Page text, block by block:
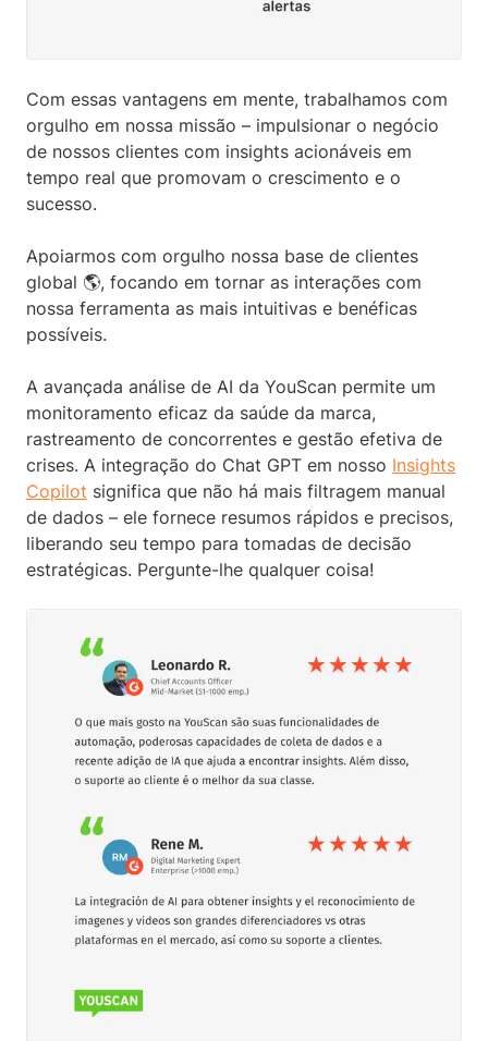
Com essas vantagens em mente, trabalhamos com
orgulho em nossa missão – impulsionar o negócio
de nossos clientes com insights acionáveis em
tempo real que promovam o crescimento e o
sucesso.
Apoiarmos com orgulho nossa base de clientes
global 🌎, focando em tornar as interações com
nossa ferramenta as mais intuitivas e benéficas
possíveis.
A avançada análise de AI da YouScan permite um
monitoramento eficaz da saúde da marca,
rastreamento de concorrentes e gestão efetiva de
crises. A integração do Chat GPT em nosso Insights
Copilot significa que não há mais filtragem manual
de dados – ele fornece resumos rápidos e precisos,
liberando seu tempo para tomadas de decisão
estratégicas. Pergunte-lhe qualquer coisa!